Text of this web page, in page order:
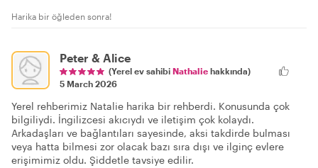
Harika bir öğleden sonra!
Peter & Alice
(Yerel ev sahibi Nathalie hakkında)
5 March 2026
Yerel rehberimiz Natalie harika bir rehberdi. Konusunda çok
bilgiliydi. İngilizcesi akıcıydı ve iletişim çok kolaydı.
Arkadaşları ve bağlantıları sayesinde, aksi takdirde bulması
veya hatta bilmesi zor olacak bazı sıra dışı ve ilginç evlere
erişimimiz oldu. Şiddetle tavsiye edilir.